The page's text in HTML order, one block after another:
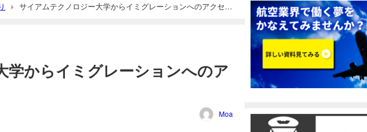
サイアムテクノロジー大学からイミグレーションへのアクセス
学からイミグレーションへのア
Moa